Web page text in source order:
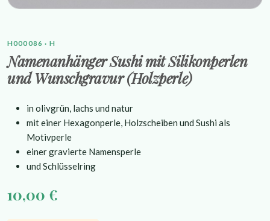
H000086 · H
Namenanhänger Sushi mit Silikonperlen
und Wunschgravur (Holzperle)
in olivgrün, lachs und natur
mit einer Hexagonperle, Holzscheiben und Sushi als
Motivperle
einer gravierte Namensperle
und Schlüsselring
10,00 €